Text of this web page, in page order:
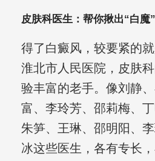
皮肤科医生：帮你揪出“白魔”
得了白癜风，较要紧的
淮北市人民医院，皮肤
验丰富的老手。像刘静
富、李玲芳、邵莉梅、丁
朱笋、王琳、邵明阳、
冰这些医生，各有专长